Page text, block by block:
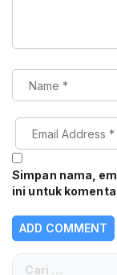
Simpan nama,
ini untuk
Cari